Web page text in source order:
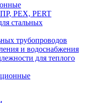
PEX, PERT
стальных
трубопроводов
и водоснабжения
для теплого